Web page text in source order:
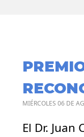
MIÉRCOLES 06 DE
El Dr. Juan